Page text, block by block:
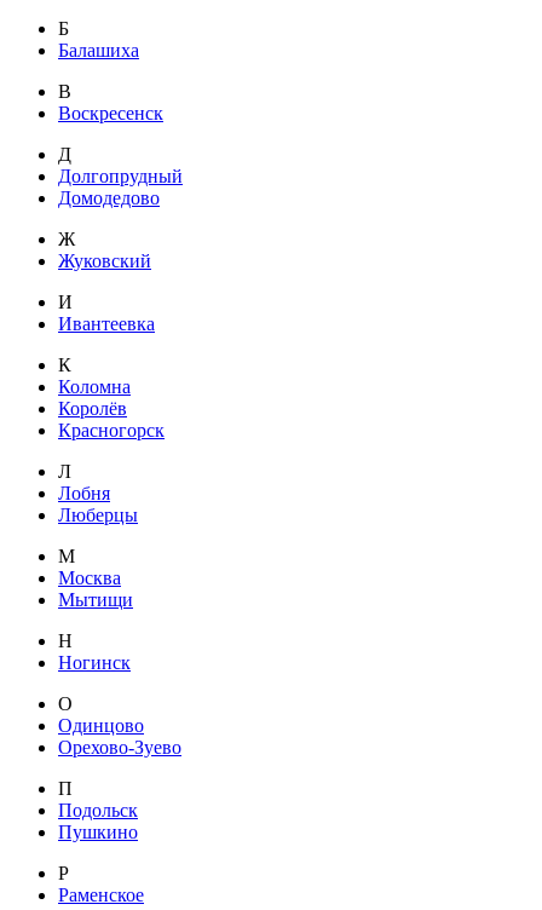
Б
Балашиха
В
Воскресенск
Д
Долгопрудный
Домодедово
Ж
Жуковский
И
Ивантеевка
К
Коломна
Королёв
Красногорск
Л
Лобня
Люберцы
М
Москва
Мытищи
Н
Ногинск
О
Одинцово
Орехово-Зуево
П
Подольск
Пушкино
Р
Раменское